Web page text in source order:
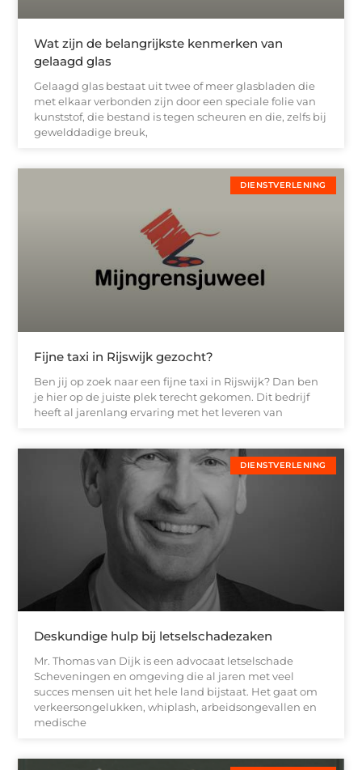
Wat zijn de belangrijkste kenmerken van
gelaagd glas
Gelaagd glas bestaat uit twee of meer glasbladen die
met elkaar verbonden zijn door een speciale folie van
kunststof, die bestand is tegen scheuren en die, zelfs bij
gewelddadige breuk,
DIENSTVERLENING
Fijne taxi in Rijswijk gezocht?
Ben jij op zoek naar een fijne taxi in Rijswijk? Dan ben
je hier op de juiste plek terecht gekomen. Dit bedrijf
heeft al jarenlang ervaring met het leveren van
DIENSTVERLENING
Deskundige hulp bij letselschadezaken
Mr. Thomas van Dijk is een advocaat letselschade
Scheveningen en omgeving die al jaren met veel
succes mensen uit het hele land bijstaat. Het gaat om
verkeersongelukken, whiplash, arbeidsongevallen en
medische